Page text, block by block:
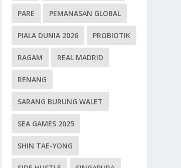
PARE PEMANASAN GLOBAL
PIALA DUNIA 2026 PROBIOTIK
RAGAM REAL MADRID
RENANG
SARANG BURUNG WALET
SEA GAMES 2025
SHIN TAE-YONG